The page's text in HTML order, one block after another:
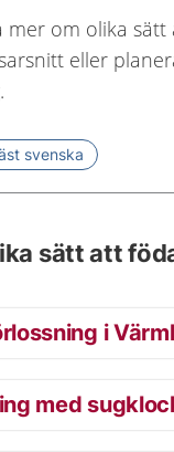
mer om olika
eller
svenska
sätt att
i
med